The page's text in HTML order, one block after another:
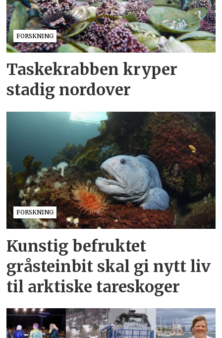
FORSKNING
Taskekrabben kryper
stadig nordover
FORSKNING
Kunstig befruktet
gråsteinbit skal gi nytt liv
til arktiske tareskoger